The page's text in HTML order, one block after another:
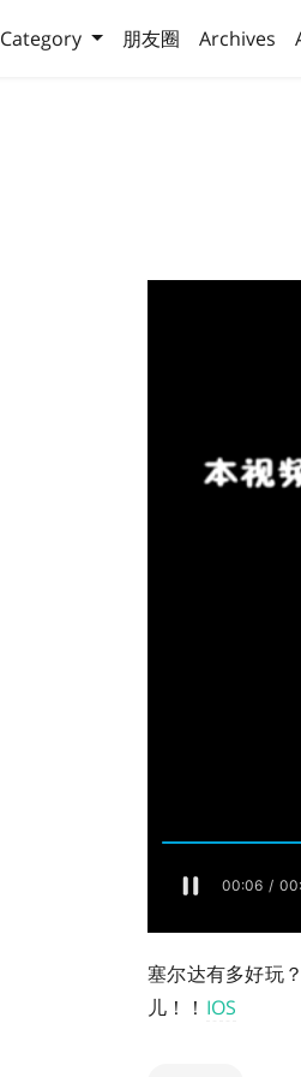
Category 朋友圈 Archives
塞尔达有多好玩
儿！！ IOS